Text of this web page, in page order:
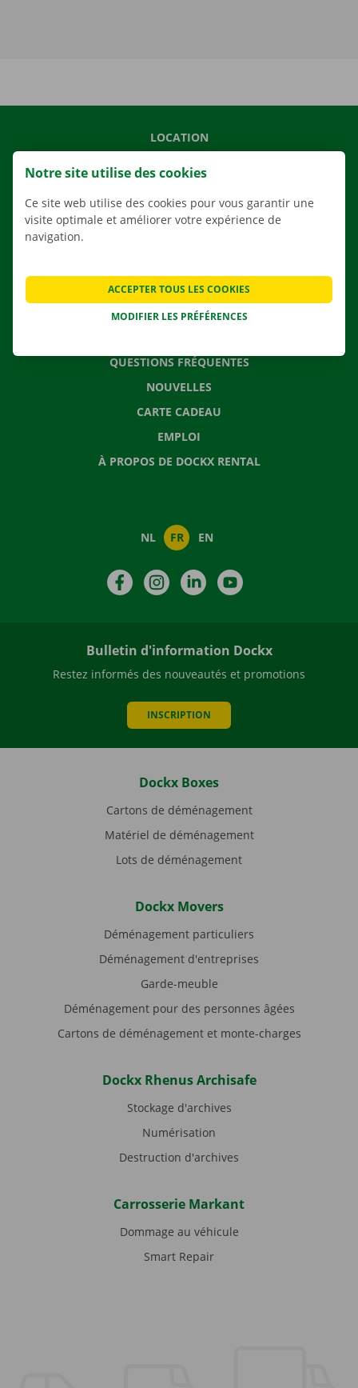
LOCATION
AGENCES
QUESTIONS FRÉQUENTES
NOUVELLES
CARTE CADEAU
EMPLOI
À PROPOS DE DOCKX RENTAL
NL FR EN
FacebookInstagramLinkedIn
Bulletin d'information Dockx
Restez informés des nouveautés et promotions
INSCRIPTION
Dockx Boxes
Cartons de déménagement
Matériel de déménagement
Lots de déménagement
Dockx Movers
Déménagement particuliers
Déménagement d'entreprises
Garde-meuble
Déménagement pour des personnes âgées
Cartons de déménagement et monte-charges
Dockx Rhenus Archisafe
Stockage d'archives
Numérisation
Destruction d'archives
Carrosserie Markant
Dommage au véhicule
Smart Repair
Notre site utilise des cookies
Ce site web utilise des cookies pour vous garantir une
visite optimale et améliorer votre expérience de
navigation.
MODIFIER LES PRÉFÉRENCES
ACCEPTER TOUS LES COOKIES